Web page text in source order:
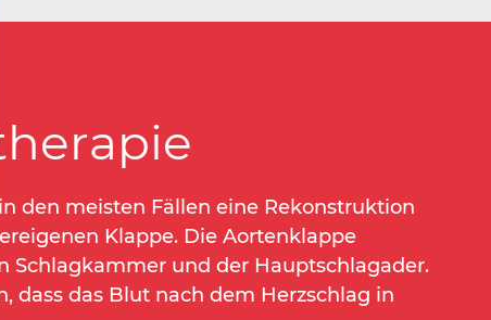
den meisten Fällen eine Rekonstruktion
Klappe. Die Aortenklappe
Schlagkammer und der Hauptschlagader.
dass das Blut nach dem Herzschlag in